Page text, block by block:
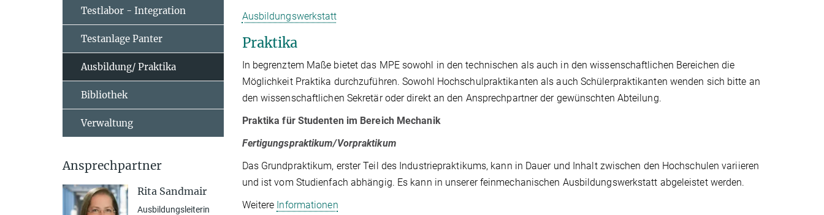
Ausbildungswerkstatt
Praktika
In begrenztem Maße bietet das MPE sowohl in den technischen als auch in den wissenschaftlichen Bereichen die
Möglichkeit Praktika durchzuführen. Sowohl Hochschulpraktikanten als auch Schülerpraktikanten wenden sich bitte an
den wissenschaftlichen Sekretär oder direkt an den Ansprechpartner der gewünschten Abteilung.
Praktika für Studenten im Bereich Mechanik
Fertigungspraktikum/Vorpraktikum
Das Grundpraktikum, erster Teil des Industriepraktikums, kann in Dauer und Inhalt zwischen den Hochschulen variieren
und ist vom Studienfach abhängig. Es kann in unserer feinmechanischen Ausbildungswerkstatt abgeleistet werden.
Weitere Informationen
Testlabor - Integration
Testanlage Panter
Ausbildung/ Praktika
Bibliothek
Verwaltung
Ansprechpartner
Rita Sandmair
Ausbildungsleiterin